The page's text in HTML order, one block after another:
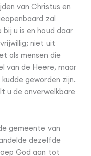
van Christus en
zal
u is en houd daar
niet uit
als mensen die
van de Heere, maar
geworden zijn.
u de onverwelkbare
gemeente van
dezelfde
God aan tot